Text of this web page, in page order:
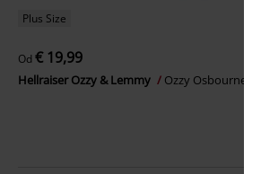
Plus Size
Od € 19,99
Hellraiser Ozzy & Lemmy Ozzy Osbourne